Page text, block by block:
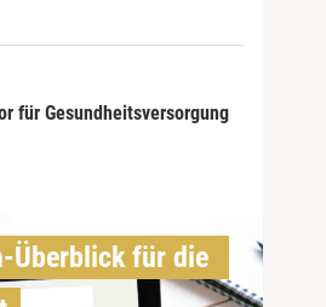
für Gesundheitsversorgung
Überblick für die